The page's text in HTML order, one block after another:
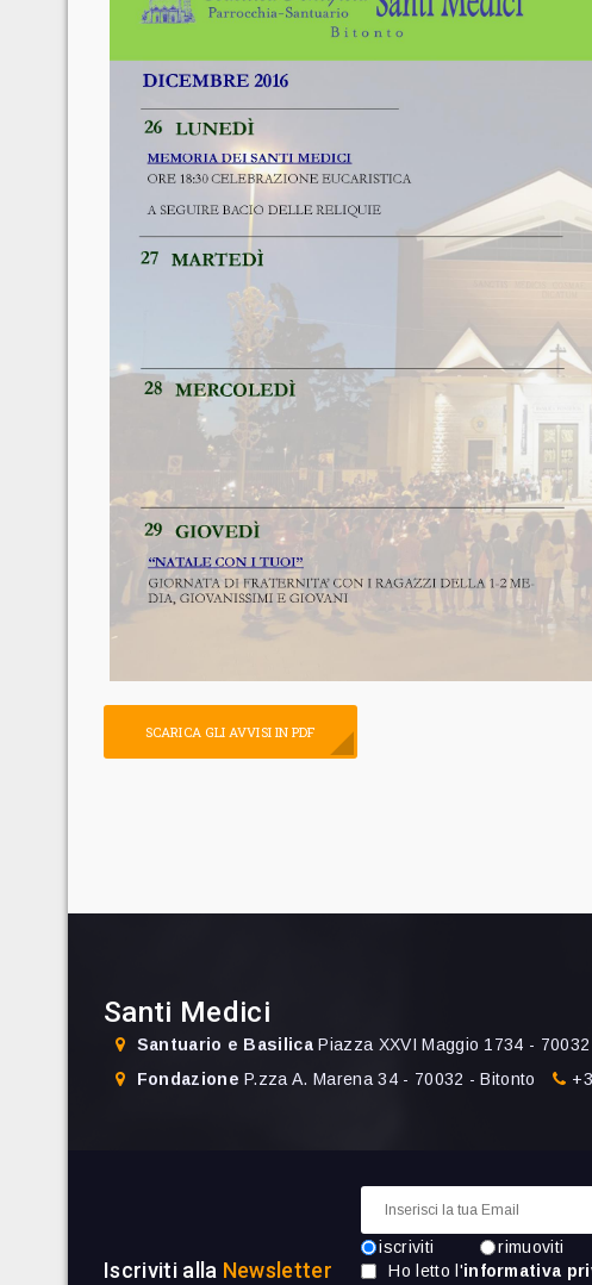
SCARICA GLI AVVISI IN PDF
Santi Medici
Santuario e Basilica Piazza XXVI Maggio 1734 -
Fondazione P.zza A. Marena 34 - 70032 - Bitonto
Iscriviti alla Newsletter
iscriviti
rimuoviti
Ho letto l'informativa